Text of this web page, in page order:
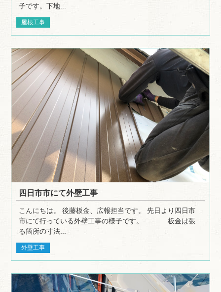
子です。下地...
屋根工事
四日市市にて外壁工事
こんにちは。 後藤板金、広報担当です。 先日より四日市
市にて行っている外壁工事の様子です。 板金は張
る箇所の寸法...
外壁工事